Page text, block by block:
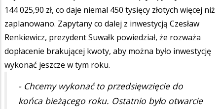
144 025,90 zł, co daje niemal 450 tysięcy złotych więcej niż
zaplanowano. Zapytany co dalej z inwestycją Czesław
Renkiewicz, prezydent Suwałk powiedział, że rozważa
dopłacenie brakującej kwoty, aby można było inwestycję
wykonać jeszcze w tym roku.
- Chcemy wykonać to przedsięwzięcie do
końca bieżącego roku. Ostatnio było otwarcie